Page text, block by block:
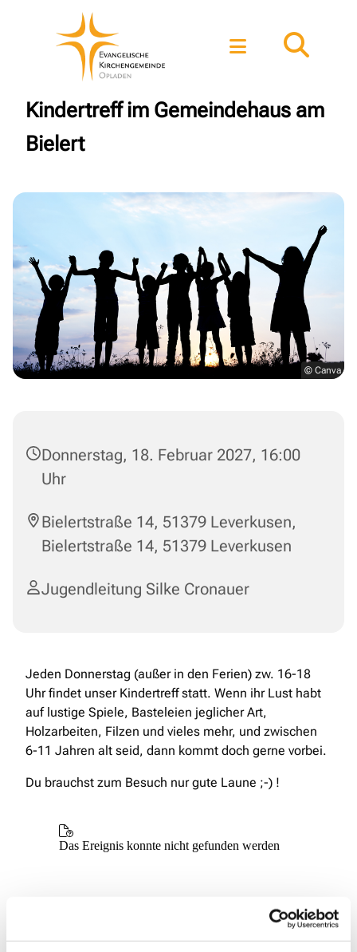
Kindertreff im Gemeindehaus am
Bielert
© Canva
Donnerstag, 18. Februar 2027, 16:00
Uhr
Bielertstraße 14, 51379 Leverkusen,
Bielertstraße 14, 51379 Leverkusen
Jugendleitung Silke Cronauer
Jeden Donnerstag (außer in den Ferien) zw. 16-18
Uhr findet unser Kindertreff statt. Wenn ihr Lust habt
auf lustige Spiele, Basteleien jeglicher Art,
Holzarbeiten, Filzen und vieles mehr, und zwischen
6-11 Jahren alt seid, dann kommt doch gerne vorbei.
Du brauchst zum Besuch nur gute Laune ;-) !